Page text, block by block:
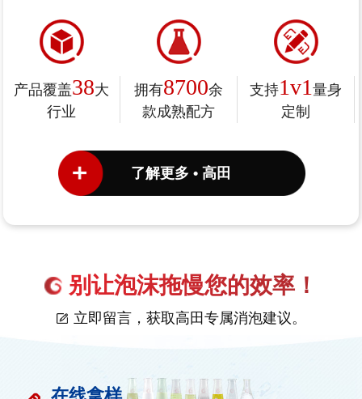
产品覆盖38大
行业
拥有8700余
款成熟配方
支持1v1 量身
定制
了解更多 • 高田
别让泡沫拖慢您的效率！
立即留言，获取高田专属消泡建议。